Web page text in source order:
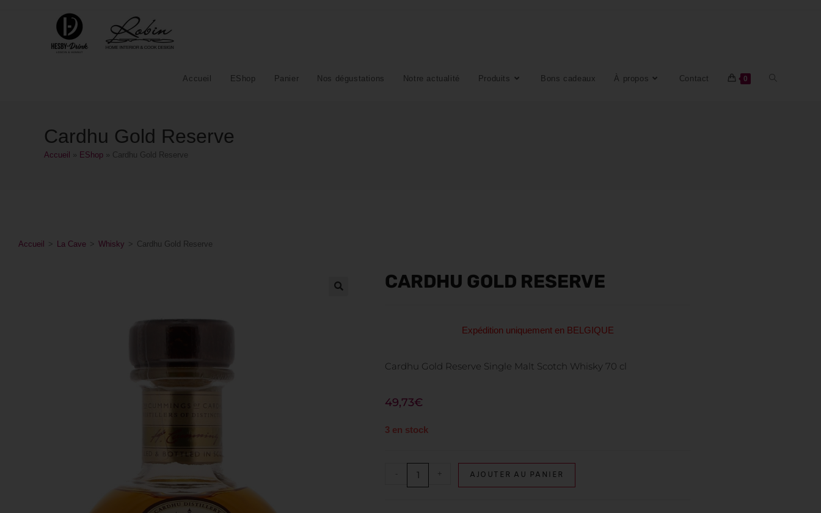
Accueil EShop Panier Nos dégustations Notre actualité Produits Bons cadeaux À propos Contact 0
Cardhu Gold Reserve
Accueil EShop Cardhu Gold Reserve
Accueil > La Cave > Whisky > Cardhu Gold Reserve
CARDHU GOLD RESERVE
Expédition uniquement en BELGIQUE
Cardhu Gold Reserve Single Malt Scotch Whisky 70 cl
49,73€
3 en stock
- + AJOUTER AU PANIER